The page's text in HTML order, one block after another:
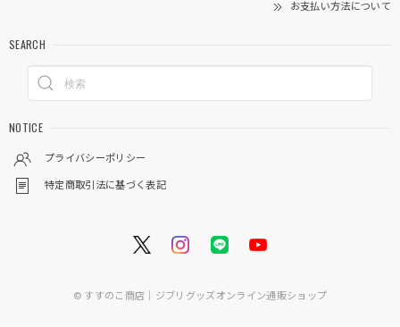
お支払い方法について
SEARCH
NOTICE
プライバシーポリシー
特定商取引法に基づく表記
© すすのこ商店｜ジブリグッズオンライン通販ショップ